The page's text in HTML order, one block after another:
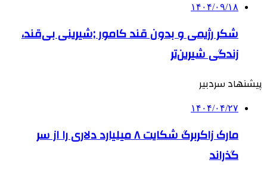
۱۴۰۴/۰۹/۱۸
شکر رژیمی و بدون قند کامور ;شیرینی بی‌قند،
زندگی شیرین‌تر
پیشنهاد سردبیر
۱۴۰۴/۰۴/۲۷
مارک زاکربرگ شکایت ۸ میلیارد دلاری را از سر
گذراند